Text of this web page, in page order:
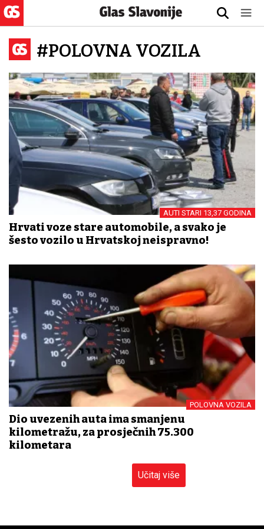
#POLOVNA VOZILA
AUTI STARI 13,37 GODINA
Hrvati voze stare automobile, a svako je
šesto vozilo u Hrvatskoj neispravno!
POLOVNA VOZILA
Dio uvezenih auta ima smanjenu
kilometražu, za prosječnih 75.300
kilometara
Učitaj više